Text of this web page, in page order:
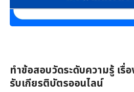
ทำข้อสอบวัดระดับความรู้ เรื่
รับเกียรติบัตรออนไลน์